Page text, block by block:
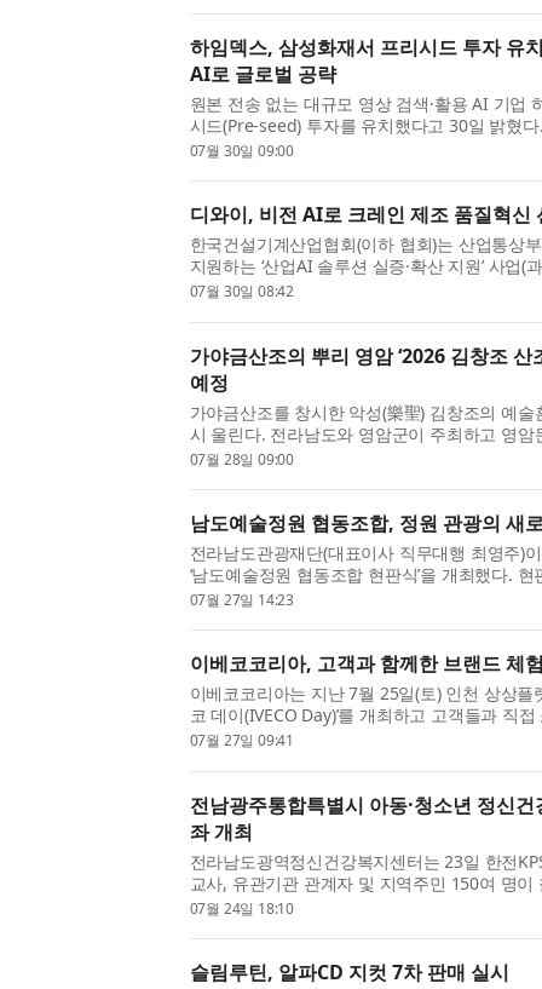
하임덱스, 삼성화재서 프리시드 투자 유
AI로 글로벌 공략
원본 전송 없는 대규모 영상 검색·활용 AI 기업
시드(Pre-seed) 투자를 유치했다고 30일 밝혔
이번 투자를 기점으로 하임덱스는 B2B 영상 분
07월 30일 09:00
디와이, 비전 AI로 크레인 제조 품질혁신
한국건설기계산업협회(이하 협회)는 산업통상
지원하는 ‘산업AI 솔루션 실증·확산 지원’ 사업
혁신을 위한 산업AI 솔루션 실증·확산 사업)의
07월 30일 08:42
가야금산조의 뿌리 영암 ‘2026 김창조 산
예정
가야금산조를 창시한 악성(樂聖) 김창조의 예
시 울린다. 전라남도와 영암군이 주최하고 영암
김창조 산조 페스티벌’이 오는 9월 11일(금)부
07월 28일 09:00
남도예술정원 협동조합, 정원 관광의 새
전라남도관광재단(대표이사 직무대행 최영주)
‘남도예술정원 협동조합 현판식’을 개최했다.
전남광주통합특별시, 전라남도관광재단 등 주
07월 27일 14:23
이베코코리아, 고객과 함께한 브랜드 체
이베코코리아는 지난 7월 25일(토) 인천 상상플
코 데이(IVECO Day)’를 개최하고 고객들과 직
와의 관계를 더욱 강화하는 시간을 가졌다. 이
07월 27일 09:41
전남광주통합특별시 아동·청소년 정신
좌 개최
전라남도광역정신건강복지센터는 23일 한전
교사, 유관기관 관계자 및 지역주민 150여 명이
년 정신건강 캠페인 대국민 공개강좌’를 개최
07월 24일 18:10
슬림루틴, 알파CD 지컷 7차 판매 실시